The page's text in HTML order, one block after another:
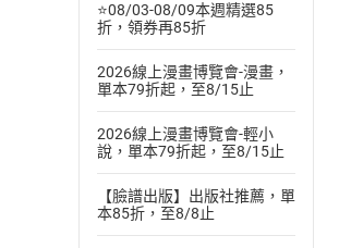
⭐08/03-08/09本週精選85
折，領券再85折
2026線上漫畫博覽會-漫畫，
單本79折起，至8/15止
2026線上漫畫博覽會-輕小
說，單本79折起，至8/15止
【臉譜出版】出版社推薦，單
本85折，至8/8止